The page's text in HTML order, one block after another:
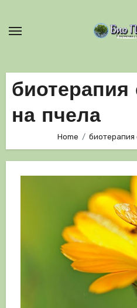
биотерапия
на пчела
Home биотерапия